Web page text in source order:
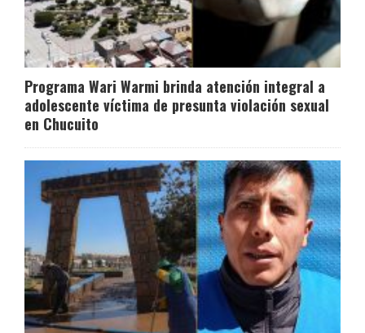
Programa Wari Warmi brinda atención integral a
adolescente víctima de presunta violación sexual
en Chucuito